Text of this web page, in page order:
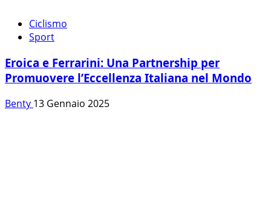
Ciclismo
Sport
Eroica e Ferrarini: Una Partnership per
Promuovere l’Eccellenza Italiana nel Mondo
Benty 13 Gennaio 2025